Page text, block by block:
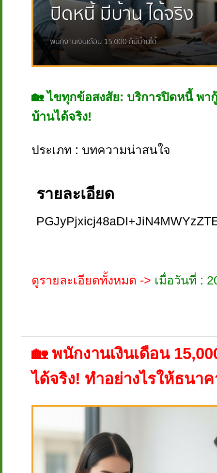
🏡 ไขทุกข้อสงสัย: บริการปิดหนี้ พา
บ้านได้จริง!
ประเภท : บทความน่าสนใจ
รายละเอียด
ดูรายละเอียดทั้งหมด -> เมื่อวันที่ :
🏡 พนักงานเงินเดือน
ได้จริง! ทำอย่างไรให้ธนา